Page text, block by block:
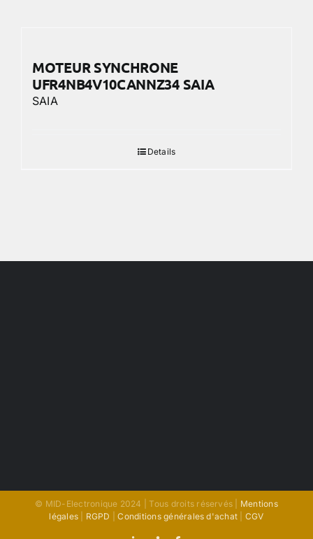
MOTEUR SYNCHRONE
UFR4NB4V10CANNZ34 SAIA
SAIA
Details
© MID-Electronique 2024 | Tous droits réservés | Mentions
légales
RGPD |Conditions générales d'achat CGV